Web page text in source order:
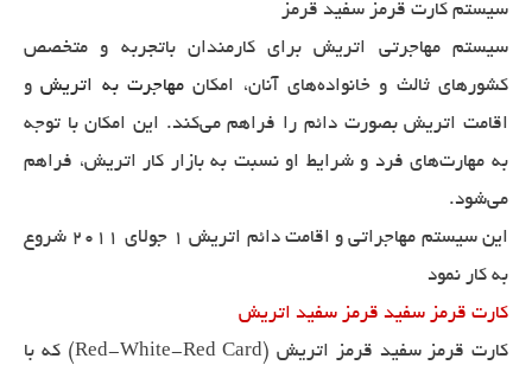
سیستم کارت قرمز سفید قرمز
سیستم مهاجرتی اتریش برای کارمندان باتجربه و متخصص
کشورهای ثالث و خانواده‌های آنان، امکان مهاجرت به اتریشو
اقامت اتریش بصورت دائم را فراهم می‌کند. این امکان با توجه
به مهارت‌های فرد و شرایط او نسبت به بازار کار اتریش، فراهم
می‌شود.
این سیستم مهاجراتی و اقامت دائم اتریش 1 جولای 2011 شروع
به کار نمود
کارت قرمز سفید قرمز سفید اتریش
کارت قرمز سفید قرمز اتریش (Red-White-Red Card) که با